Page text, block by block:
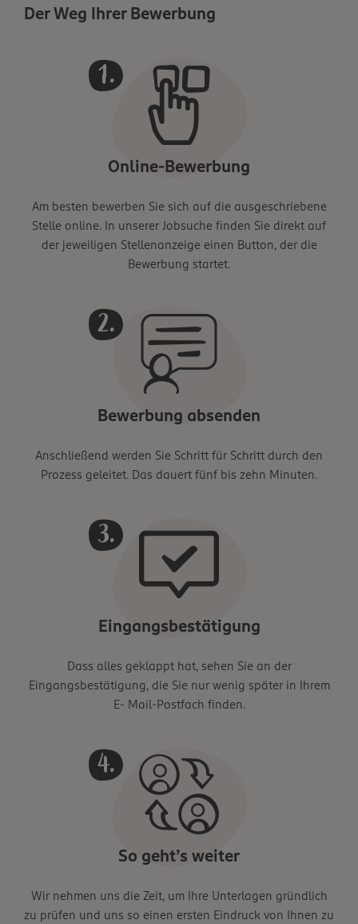
Der Weg Ihrer Bewerbung
Online-Bewerbung
Am besten bewerben Sie sich auf die ausgeschriebene
Stelle online. In unserer Jobsuche finden Sie direkt auf
der jeweiligen Stellenanzeige einen Button, der die
Bewerbung startet.
Bewerbung absenden
Anschließend werden Sie Schritt für Schritt durch den
Prozess geleitet. Das dauert fünf bis zehn Minuten.
Eingangsbestätigung
Dass alles geklappt hat, sehen Sie an der
Eingangsbestätigung, die Sie nur wenig später in Ihrem
E- Mail-Postfach finden.
So geht’s weiter
Wir nehmen uns die Zeit, um Ihre Unterlagen gründlich
zu prüfen und uns so einen ersten Eindruck von Ihnen zu